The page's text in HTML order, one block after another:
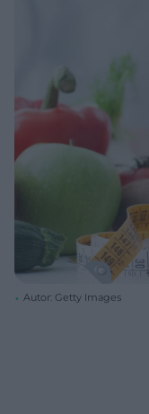
Autor: Getty Images